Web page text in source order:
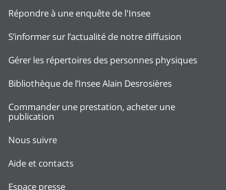
Répondre à une enquête de l'Insee
S’informer sur l’actualité de notre diffusion
Gérer les répertoires des personnes physiques
Bibliothèque de l’Insee Alain Desrosières
Commander une prestation, acheter une
publication
Nous suivre
Aide et contacts
Espace presse